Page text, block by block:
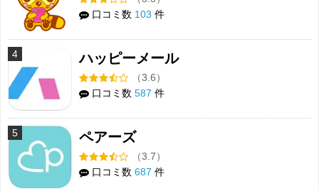
口コミ数 103 件
4 ハッピーメール
（3.6）
口コミ数 587 件
5 ペアーズ
（3.7）
口コミ数 687 件